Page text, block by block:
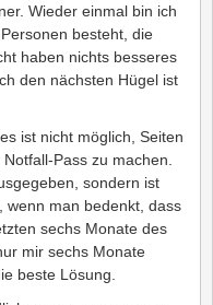
Wieder einmal bin ich
besteht, die
haben nichts besseres
den nächsten Hügel ist
ist nicht möglich, Seiten
Pass zu machen.
sondern ist
wenn man bedenkt, dass
sechs Monate des
mir sechs Monate
beste Lösung.